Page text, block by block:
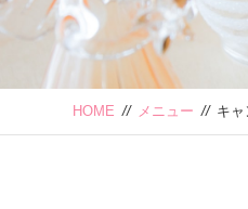
HOME // メニュー // キ